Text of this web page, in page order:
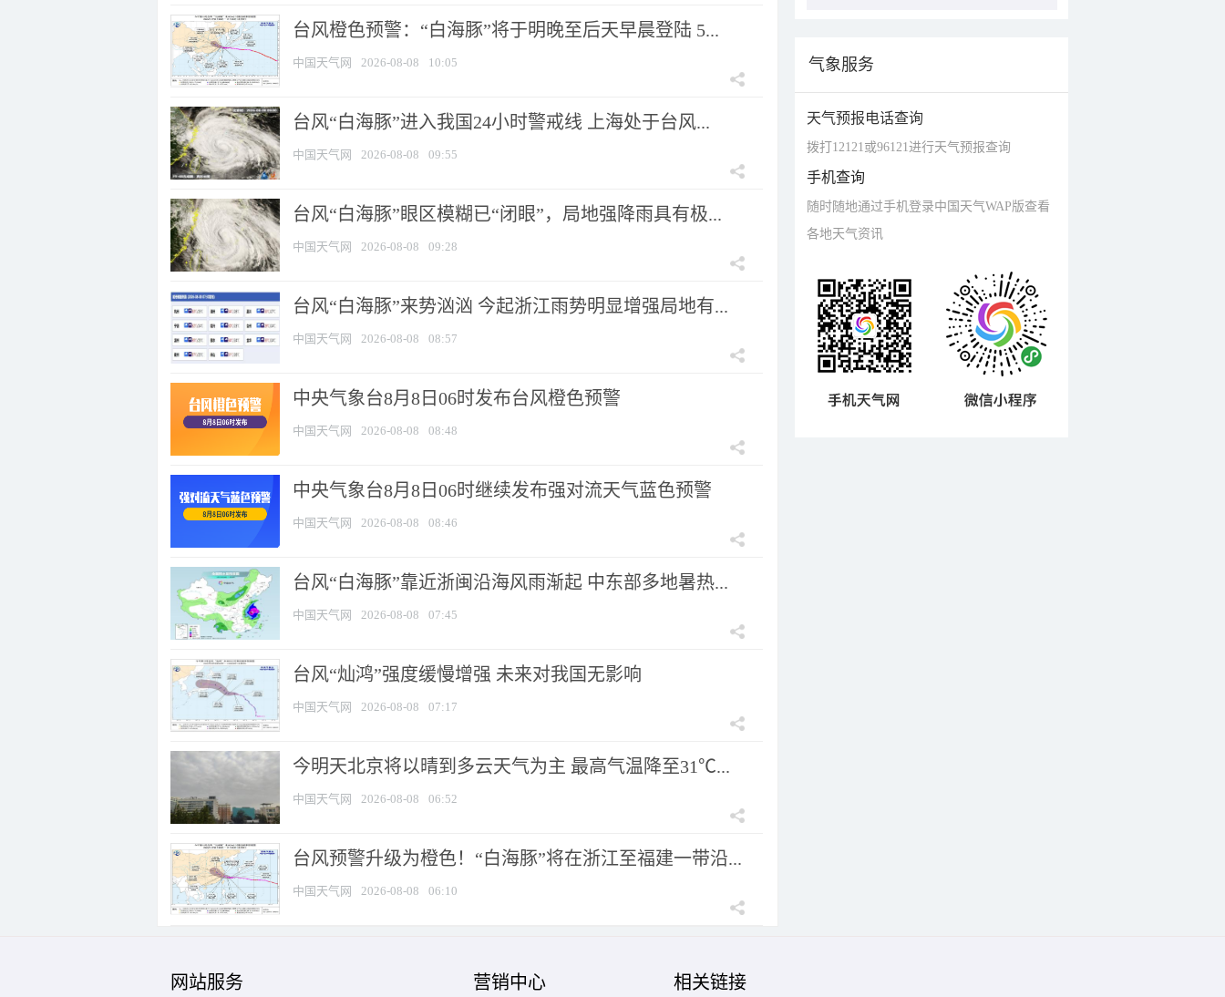
台风橙色预警：“白海豚”将于明晚至后天早晨登陆 5...
中国天气网 2026-08-08 10:05
台风“白海豚”进入我国24小时警戒线 上海处于台风...
中国天气网 2026-08-08 09:55
台风“白海豚”眼区模糊已“闭眼”，局地强降雨具有极...
中国天气网 2026-08-08 09:28
台风“白海豚”来势汹汹 今起浙江雨势明显增强局地有...
中国天气网 2026-08-08 08:57
中央气象台8月8日06时发布台风橙色预警
中国天气网 2026-08-08 08:48
中央气象台8月8日06时继续发布强对流天气蓝色预警
中国天气网 2026-08-08 08:46
台风“白海豚”靠近浙闽沿海风雨渐起 中东部多地暑热...
中国天气网 2026-08-08 07:45
台风“灿鸿”强度缓慢增强 未来对我国无影响
中国天气网 2026-08-08 07:17
今明天北京将以晴到多云天气为主 最高气温降至31℃...
中国天气网 2026-08-08 06:52
台风预警升级为橙色！“白海豚”将在浙江至福建一带沿...
中国天气网 2026-08-08 06:10
气象服务
天气预报电话查询
拨打12121或96121进行天气预报查询
手机查询
随时随地通过手机登录中国天气WAP版查看
各地天气资讯
网站服务 营销中心 相关链接